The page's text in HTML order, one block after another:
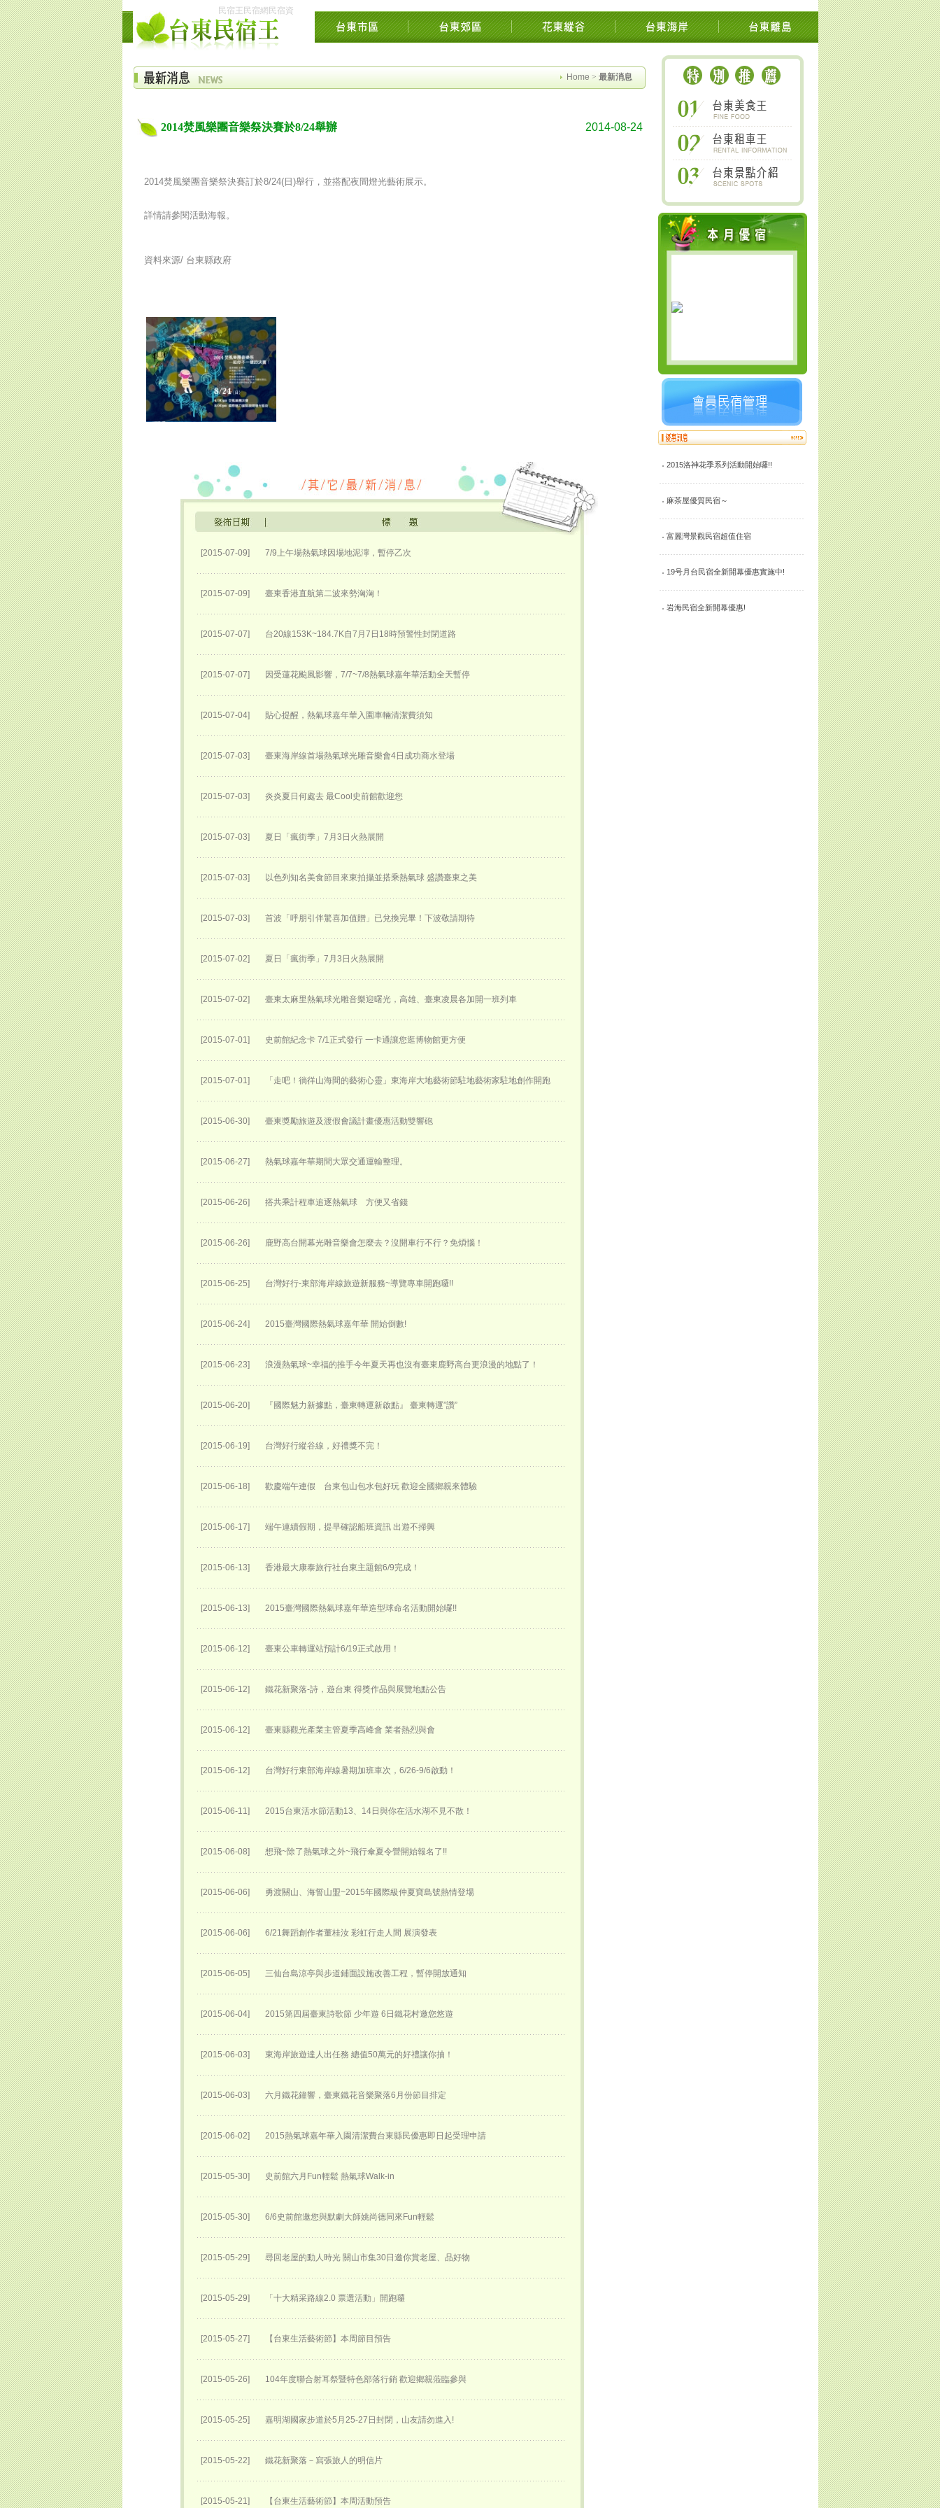
民宿王民宿網民宿資訊網台東花東花蓮綠島民宿住宿旅遊景點交流網縱谷海岸飯店溫泉影音墾丁時光迴徑市集知本池上關山鹿野太麻里金針山南橫
Home > 最新消息
2015洛神花季系列活動開始囉!!
麻茶屋優質民宿～
富麗灣景觀民宿超值住宿
19号月台民宿全新開幕優惠實施中!
岩海民宿全新開幕優惠!
2014焚風樂團音樂祭決賽於8/24舉辦 2014-08-24
2014焚風樂團音樂祭決賽訂於8/24(日)舉行，並搭配夜間燈光藝術展示。
詳情請參閱活動海報。
資料來源/ 台東縣政府
[2015-07-09] 7/9上午場熱氣球因場地泥濘，暫停乙次
[2015-07-09] 臺東香港直航第二波來勢洶洶！
[2015-07-07] 台20線153K~184.7K自7月7日18時預警性封閉道路
[2015-07-07] 因受蓮花颱風影響，7/7~7/8熱氣球嘉年華活動全天暫停
[2015-07-04] 貼心提醒，熱氣球嘉年華入園車輛清潔費須知
[2015-07-03] 臺東海岸線首場熱氣球光雕音樂會4日成功商水登場
[2015-07-03] 炎炎夏日何處去 最Cool史前館歡迎您
[2015-07-03] 夏日「瘋街季」7月3日火熱展開
[2015-07-03] 以色列知名美食節目來東拍攝並搭乘熱氣球 盛讚臺東之美
[2015-07-03] 首波「呼朋引伴驚喜加值贈」已兌換完畢！下波敬請期待
[2015-07-02] 夏日「瘋街季」7月3日火熱展開
[2015-07-02] 臺東太麻里熱氣球光雕音樂迎曙光，高雄、臺東凌晨各加開一班列車
[2015-07-01] 史前館紀念卡 7/1正式發行 一卡通讓您逛博物館更方便
[2015-07-01] 「走吧！徜徉山海間的藝術心靈」東海岸大地藝術節駐地藝術家駐地創作開跑
[2015-06-30] 臺東獎勵旅遊及渡假會議計畫優惠活動雙響砲
[2015-06-27] 熱氣球嘉年華期間大眾交通運輸整理。
[2015-06-26] 搭共乘計程車追逐熱氣球 方便又省錢
[2015-06-26] 鹿野高台開幕光雕音樂會怎麼去？沒開車行不行？免煩惱！
[2015-06-25] 台灣好行-東部海岸線旅遊新服務~導覽專車開跑囉!!
[2015-06-24] 2015臺灣國際熱氣球嘉年華 開始倒數!
[2015-06-23] 浪漫熱氣球~幸福的推手今年夏天再也沒有臺東鹿野高台更浪漫的地點了！
[2015-06-20] 『國際魅力新據點，臺東轉運新啟點』 臺東轉運”讚”
[2015-06-19] 台灣好行縱谷線，好禮獎不完！
[2015-06-18] 歡慶端午連假 台東包山包水包好玩 歡迎全國鄉親來體驗
[2015-06-17] 端午連續假期，提早確認船班資訊 出遊不掃興
[2015-06-13] 香港最大康泰旅行社台東主題館6/9完成！
[2015-06-13] 2015臺灣國際熱氣球嘉年華​造型球命名活動開始囉!!
[2015-06-12] 臺東公車轉運站預計6/19正式啟用！
[2015-06-12] 鐵花新聚落-詩，遊台東 得獎作品與展覽地點公告
[2015-06-12] 臺東縣觀光產業主管夏季高峰會 業者熱烈與會
[2015-06-12] 台灣好行東部海岸線暑期加班車次，6/26-9/6啟動！
[2015-06-11] 2015台東活水節活動13、14日與你在活水湖不見不散！
[2015-06-08] 想飛~除了熱氣球之外~飛行傘夏令營開始報名了!!
[2015-06-06] 勇渡關山、海誓山盟~2015年國際級仲夏寶島號熱情登場
[2015-06-06] 6/21舞蹈創作者董桂汝 彩虹行走人間 展演發表
[2015-06-05] 三仙台島涼亭與步道鋪面設施改善工程，暫停開放通知
[2015-06-04] 2015第四屆臺東詩歌節 少年遊 6日鐵花村邀您悠遊
[2015-06-03] 東海岸旅遊達人出任務 總值50萬元的好禮讓你抽！
[2015-06-03] 六月鐵花鐘響，臺東鐵花音樂聚落6月份節目排定
[2015-06-02] 2015熱氣球嘉年華入園清潔費台東縣民優惠即日起受理申請
[2015-05-30] 史前館六月Fun輕鬆 熱氣球Walk-in
[2015-05-30] 6/6史前館邀您與默劇大師姚尚德同來Fun輕鬆
[2015-05-29] 尋回老屋的動人時光 關山市集30日邀你賞老屋、品好物
[2015-05-29] 「十大精采路線2.0 票選活動」開跑囉
[2015-05-27] 【台東生活藝術節】本周節目預告
[2015-05-26] 104年度聯合射耳祭暨特色部落行銷 歡迎鄉親蒞臨參與
[2015-05-25] 嘉明湖國家步道於5月25-27日封閉，山友請勿進入!
[2015-05-22] 鐵花新聚落－寫張旅人的明信片
[2015-05-21] 【台東生活藝術節】本周活動預告